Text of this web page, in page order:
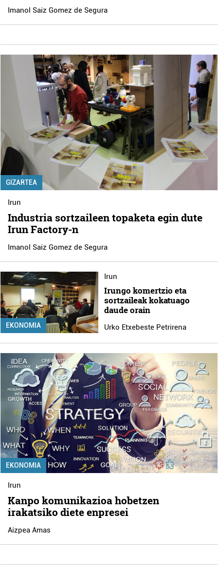
Imanol Saiz Gomez de Segura
GIZARTEA
Irun
Industria sortzaileen topaketa egin dute
Irun Factory-n
Imanol Saiz Gomez de Segura
EKONOMIA
Irun
Irungo komertzio eta
sortzaileak kokatuago
daude orain
Urko Etxebeste Petrirena
EKONOMIA
Irun
Kanpo komunikazioa hobetzen
irakatsiko diete enpresei
Aizpea Amas